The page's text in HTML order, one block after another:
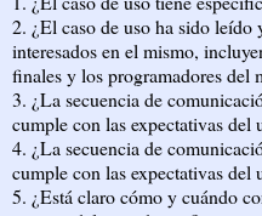
2. ¿El caso de uso ha sido
interesados en el mismo,
finales y los programadores del
3. ¿La secuencia de
cumple con las expectativas del
4. ¿La secuencia de
cumple con las expectativas del
5. ¿Está claro cómo y cuándo